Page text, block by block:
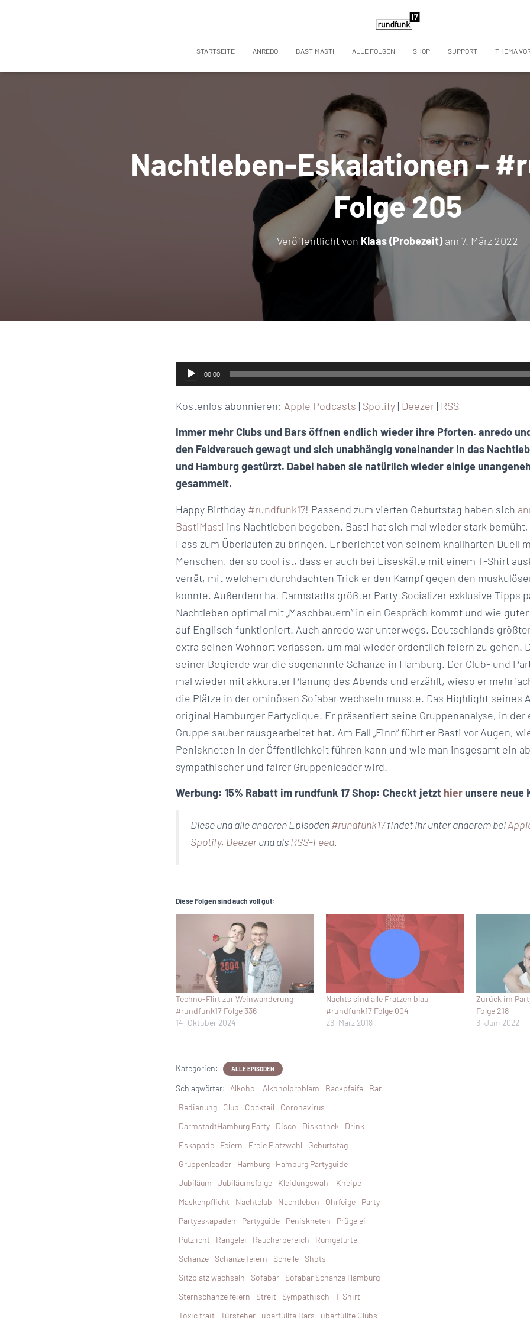
STARTSEITE ANREDO BASTIMASTI ALLE FOLGEN SHOP SUPPORT THEMA
Nachtleben-Eskalationen –
Folge 205
Veröffentlicht von Klaas (Probezeit)am 7. März 2022
Audio-
Player
00:00
Kostenlos abonnieren: Apple Podcasts | Spotify | Deezer | RSS
Immer mehr Clubs und Bars öffnen endlich wieder ihre Pforten. anredo
den Feldversuch gewagt und sich unabhängig voneinander in das
und Hamburg gestürzt. Dabei haben sie natürlich wieder einige
gesammelt.
Happy Birthday #rundfunk17! Passend zum vierten Geburtstag haben sich
BastiMasti ins Nachtleben begeben. Basti hat sich mal wieder stark
Fass zum Überlaufen zu bringen. Er berichtet von seinem knallharten Duell
Menschen, der so cool ist, dass er auch bei Eiseskälte mit einem T-Shirt
verrät, mit welchem durchdachten Trick er den Kampf gegen den
konnte. Außerdem hat Darmstadts größter Party-Socializer exklusive Tipps
Nachtleben optimal mit „Maschbauern“ in ein Gespräch kommt und wie
auf Englisch funktioniert. Auch anredo war unterwegs. Deutschlands
extra seinen Wohnort verlassen, um mal wieder ordentlich feiern zu gehen.
seiner Begierde war die sogenannte Schanze in Hamburg. Der Club- und
mal wieder mit akkurater Planung des Abends und erzählt, wieso er
die Plätze in der ominösen Sofabar wechseln musste. Das Highlight seines
original Hamburger Partyclique. Er präsentiert seine Gruppenanalyse, in der
Gruppe sauber rausgearbeitet hat. Am Fall „Finn“ führt er Basti vor Augen,
Peniskneten in der Öffentlichkeit führen kann und wie man insgesamt ein
sympathischer und fairer Gruppenleader wird.
Werbung: 15% Rabatt im rundfunk 17 Shop: Checkt jetzt hierunsere neue
Diese und alle anderen Episoden#rundfunk17findet ihr unter anderem bei
Spotify, Deezerund alsRSS-Feed.
Diese Folgen sind auch voll gut:
Techno-Flirt zur Weinwanderung –
#rundfunk17 Folge 336
14. Oktober 2024
Nachts sind alle Fratzen blau –
#rundfunk17 Folge 004
26. März 2018
Zurück im
Folge 218
6. Juni 2022
Kategorien: ALLE EPISODEN
Schlagwörter: Alkohol Alkoholproblem Backpfeife
Bar
Bedienung
Club Cocktail
Coronavirus
DarmstadtHamburg Party
Disco Diskothek
Drink
Eskapade
Feiern Freie Platzwahl
Geburtstag
Gruppenleader
Hamburg
Hamburg Partyguide
Jubiläum
Jubiläumsfolge Kleidungswahl
Kneipe
Maskenpflicht
Nachtclub Nachtleben Ohrfeige
Party
Partyeskapaden
Partyguide Peniskneten
Prügelei
Putzlicht
Rangelei Raucherbereich
Rumgeturtel
Schanze Schanze feiern Schelle Shots
Sitzplatz wechseln
Sofabar Sofabar Schanze Hamburg
Sternschanze feiern
Streit Sympathisch
T-Shirt
Toxic trait
Türsteher überfüllte Bars überfüllte Clubs